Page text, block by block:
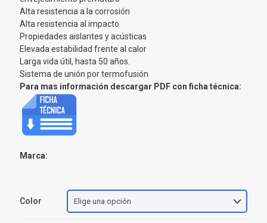
Alta resistencia a la corrosión
Alta resistencia al impacto
Propiedades aislantes y acústicas
Elevada estabilidad frente al calor
Larga vida útil, hasta 50 años.
Sistema de unión por termofusión
Para mas información descargar PDF con ficha técnica:
Marca:
Color